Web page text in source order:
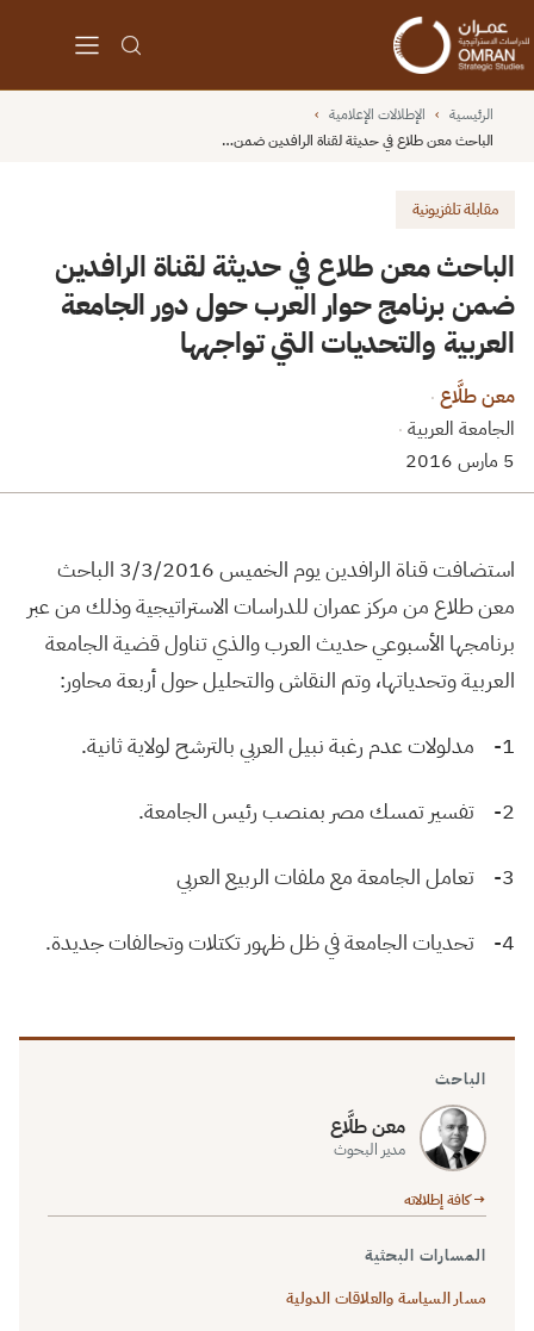
الرئيسية › الإطلالات الإعلامية ›
الباحث معن طلاع في حديثة لقناة الرافدين ضمن…
مقابلة تلفزيونية
الباحث معن طلاع في حديثة لقناة الرافدين
ضمن برنامج حوار العرب حول دور الجامعة
العربية والتحديات التي تواجهها
معن طلَّاع ·
الجامعة العربية ·
5 مارس 2016
استضافت قناة الرافدين يوم الخميس 3/3/2016 الباحث
معن طلاع من مركز عمران للدراسات الاستراتيجية وذلك من عبر
برنامجها الأسبوعي حديث العرب والذي تناول قضية الجامعة
العربية وتحدياتها، وتم النقاش والتحليل حول أربعة محاور:
1- مدلولات عدم رغبة نبيل العربي بالترشح لولاية ثانية.
2- تفسير تمسك مصر بمنصب رئيس الجامعة.
3- تعامل الجامعة مع ملفات الربيع العربي
4- تحديات الجامعة في ظل ظهور تكتلات وتحالفات جديدة.
الباحث
معن طلَّاع
مدير البحوث
→ كافة إطلالاته
المسارات البحثية
مسار السياسة والعلاقات الدولية